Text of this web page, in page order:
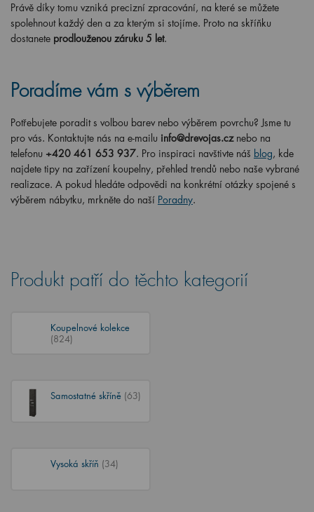
Právě díky tomu vzniká precizní zpracování, na které se můžete
spolehnout každý den a za kterým si stojíme. Proto na skříňku
dostanete prodlouženou záruku 5 let.
Poradíme vám s výběrem
Potřebujete poradit s volbou barev nebo výběrem povrchu? Jsme tu
pro vás. Kontaktujte nás na e-mailu info@drevojas.cz nebo na
telefonu +420 461 653 937. Pro inspiraci navštivte náš blog, kde
najdete tipy na zařízení koupelny, přehled trendů nebo naše vybrané
realizace. A pokud hledáte odpovědi na konkrétní otázky spojené s
výběrem nábytku, mrkněte do naší Poradny.
Produkt patří do těchto kategorií
Koupelnové kolekce
(824)
Samostatné skříně (63)
Vysoká skříň (34)